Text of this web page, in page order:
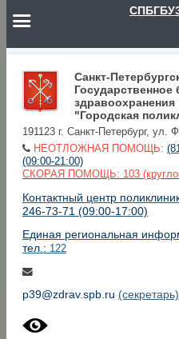
Санкт-
здравоохранения
"Городская
191123 г. Санкт-Петербург, ул.
НЕОТЛОЖНАЯ ПОМОЩЬ:
(09:00-21:00)
СКОРАЯ ПОМОЩЬ: 103
Контактный центр
246-73-71 (09:00-17:00)
Единая региональная
тел.: 122
p39@zdrav.spb.ru (секретарь)